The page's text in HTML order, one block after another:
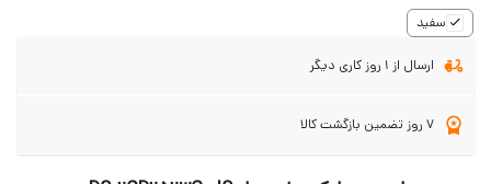
سفید
ارسال از 1 روز کاری دیگر
7 روز تضمین بازگشت کالا